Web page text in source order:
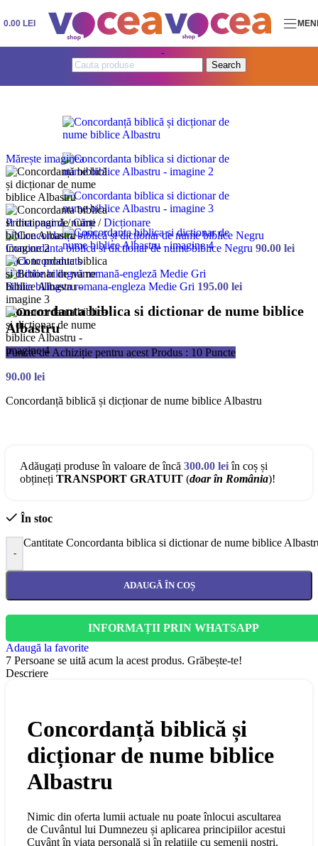
Skip to navigationSkip to main content
0.00 LEI
Search
Mărește imaginea
Prima pagină/ Cărți/ Dicționare
Concordanta biblica si dictionar de nume biblice Negru 90.00 lei
Back to products
Biblie bilingva romana-engleza Medie Gri 195.00 lei
Concordanta biblica si dictionar de nume biblice
Albastru
Puncte de Achiziție pentru acest Produs : 10 Puncte
90.00 lei
Concordanță biblică și dicționar de nume biblice Albastru
Adăugați produse în valoare de încă 300.00 leiîn coș și
obțineți TRANSPORT GRATUIT (doar în România)!
În stoc
-
Cantitate Concordanta biblica si dictionar de nume biblice
ADAUGĂ ÎN COȘ
INFORMAȚII PRIN WHATSAPP
Adaugă la favorite
7 Persoane se uită acum la acest produs. Grăbește-te!
Descriere
Concordanță biblică și
dicționar de nume biblice
Albastru
Nimic din oferta lumii actuale nu poate înlocui ascultarea
de Cuvântul lui Dumnezeu și aplicarea principiilor acestui
Cuvânt în viața personală și în relațiile cu semenii noștri.